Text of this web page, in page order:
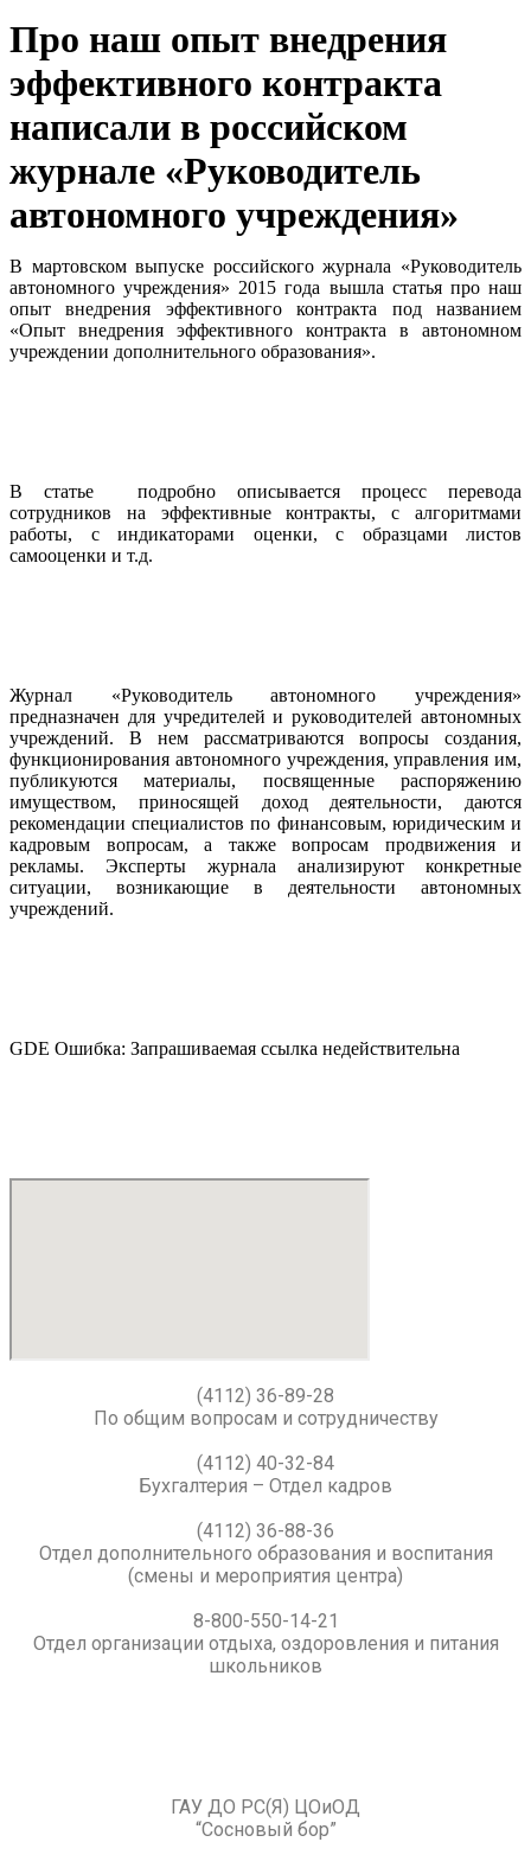
Про наш опыт внедрения
эффективного контракта
написали в российском
журнале «Руководитель
автономного учреждения»
В мартовском выпуске российского журнала «Руководитель
автономного учреждения» 2015 года вышла статья про наш
опыт внедрения эффективного контракта под названием
«Опыт внедрения эффективного контракта в автономном
учреждении дополнительного образования».
В статье подробно описывается процесс перевода
сотрудников на эффективные контракты, с алгоритмами
работы, с индикаторами оценки, с образцами листов
самооценки и т.д.
Журнал «Руководитель автономного учреждения»
предназначен для учредителей и руководителей автономных
учреждений. В нем рассматриваются вопросы создания,
функционирования автономного учреждения, управления им,
публикуются материалы, посвященные распоряжению
имуществом, приносящей доход деятельности, даются
рекомендации специалистов по финансовым, юридическим и
кадровым вопросам, а также вопросам продвижения и
рекламы. Эксперты журнала анализируют конкретные
ситуации, возникающие в деятельности автономных
учреждений.
GDE Ошибка: Запрашиваемая ссылка недействительна
(4112) 36-89-28
По общим вопросам и сотрудничеству
(4112) 40-32-84
Бухгалтерия – Отдел кадров
(4112) 36-88-36
Отдел дополнительного образования и воспитания
(смены и мероприятия центра)
8-800-550-14-21
Отдел организации отдыха, оздоровления и питания
школьников
ГАУ ДО РС(Я) ЦОиОД
“Сосновый бор”